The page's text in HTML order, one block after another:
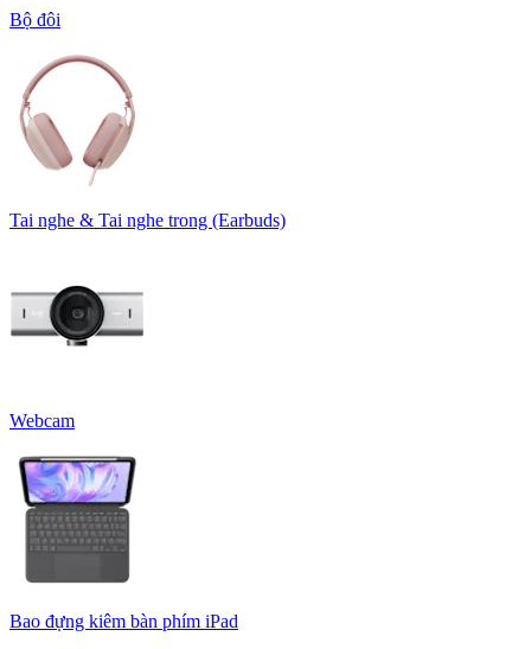
Bộ đôi
Tai nghe & Tai nghe trong (Earbuds)
Webcam
Bao đựng kiêm bàn phím iPad